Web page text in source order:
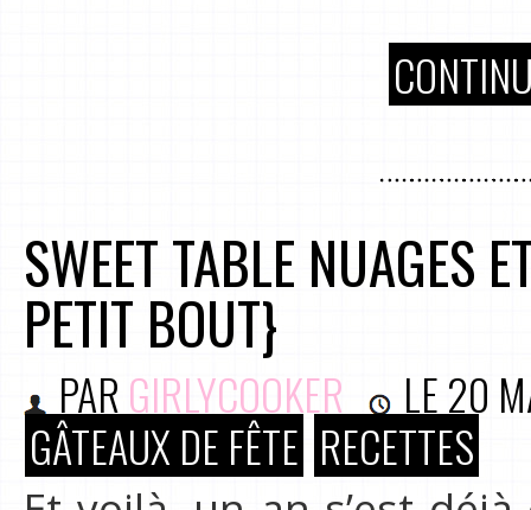
SWEET TABLE NUAGES
PETIT BOUT}
PAR GIRLYCOOKER LE20
GÂTEAUX DE FÊTE RECETTES